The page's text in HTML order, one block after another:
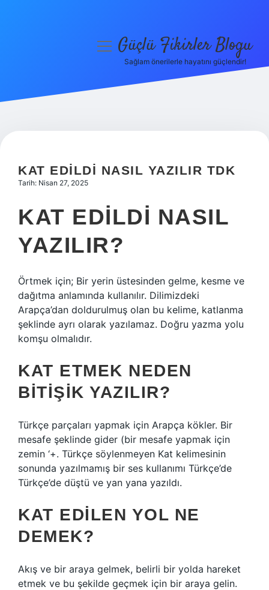
Hakkımızda
menüyüGüçlü Fikirler Blogu
Sağlam önerilerle hayatını güçlendir!
KAT EDILDI NASIL YAZILIR TDK
Tarih: Nisan 27, 2025
KAT EDILDI NASIL
YAZILIR?
Örtmek için; Bir yerin üstesinden gelme, kesme ve
dağıtma anlamında kullanılır. Dilimizdeki
Arapça’dan doldurulmuş olan bu kelime, katlanma
şeklinde ayrı olarak yazılamaz. Doğru yazma yolu
komşu olmalıdır.
KAT ETMEK NEDEN
BITIŞIK YAZILIR?
Türkçe parçaları yapmak için Arapça kökler. Bir
mesafe şeklinde gider (bir mesafe yapmak için
zemin ‘+. Türkçe söylenmeyen Kat kelimesinin
sonunda yazılmamış bir ses kullanımı Türkçe’de
Türkçe’de düştü ve yan yana yazıldı.
KAT EDILEN YOL NE
DEMEK?
Akış ve bir araya gelmek, belirli bir yolda hareket
etmek ve bu şekilde geçmek için bir araya gelin.